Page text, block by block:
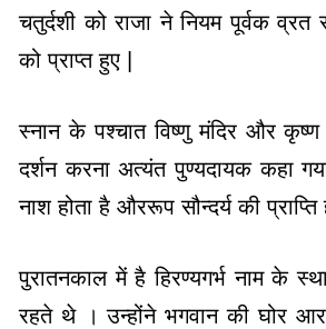
चतुर्दशी को राजा ने नियम पूर्वक
को प्राप्त हुए |
स्नान के पश्चात विष्णु मंदिर और
दर्शन करना अत्यंत पुण्यदायक कहा
नाश होता है औररूप सौन्दर्य की प्राप्ति
पुरातनकाल में है हिरण्यगर्भ नाम के
रहते थे । उन्होंने भगवान की घोर